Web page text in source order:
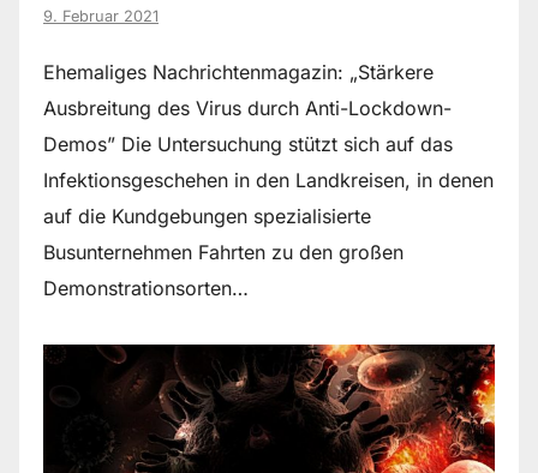
9. Februar 2021
Ehemaliges Nachrichtenmagazin: „Stärkere
Ausbreitung des Virus durch Anti-Lockdown-
Demos” Die Untersuchung stützt sich auf das
Infektionsgeschehen in den Landkreisen, in denen
auf die Kundgebungen spezialisierte
Busunternehmen Fahrten zu den großen
Demonstrationsorten…